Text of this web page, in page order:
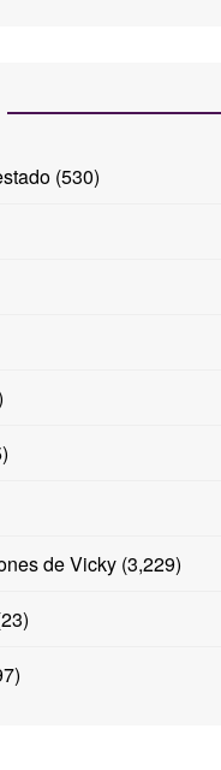
(530)
de Vicky(3,229)